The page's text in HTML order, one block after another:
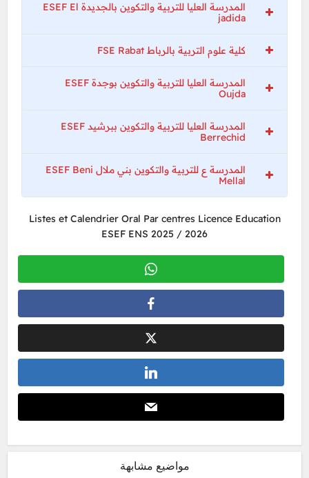
المدرسة العليا للتربية والتكوين بالجديدة ESEF El
jadida
كلية علوم التربية بالرباط FSE Rabat
المدرسة العليا للتربية والتكوين بوجدة ESEF
Oujda
المدرسة العليا للتربية والتكوين ببرشيد ESEF
Berrechid
المدرسة ع للتربية والتكوين بني ملال ESEF Beni
Mellal
Listes et Calendrier Oral Par centres Licence Education
ESEF ENS 2025 / 2026
مواضيع مشابهة